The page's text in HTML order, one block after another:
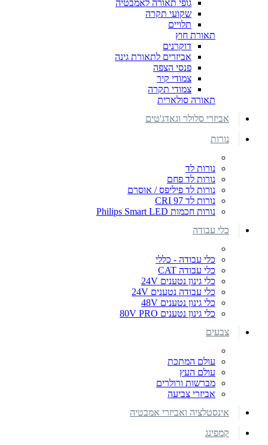
גופי תאורה לאמבטיה
שקועי תקרה
תלויים
תאורת חוץ
דוקרנים
אביזרים לתאורת גינה
פנסי הצפה
צמודי קיר
צמודי תקרה
תאורה סולארית
אביזרי סלולר וגאדג'טים
נורות
נורות לד
נורות לד פחם
נורות לד פיליפס / אוסרם
נורות לד CRI 97
נורות חכמות Philips Smart LED
כלי עבודה
כלי עבודה - כללי
כלי עבודה CAT
כלי גינון נטענים 24V
כלי עבודה נטענים 24V
כלי גינון נטענים 48V
כלי גינון נטענים 80V PRO
צבעים
עולם המתכת
עולם העץ
מברשות ורולרים
אביזרי צביעה
אינסטלציה ואביזרי אמבטיה
קמפינג